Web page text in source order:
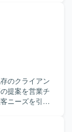
のクライアン
提案を営業チ
ニーズを引き